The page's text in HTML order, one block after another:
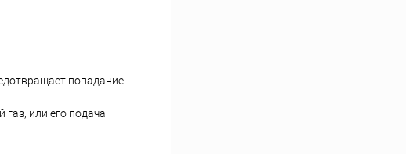
попадание
или его подача